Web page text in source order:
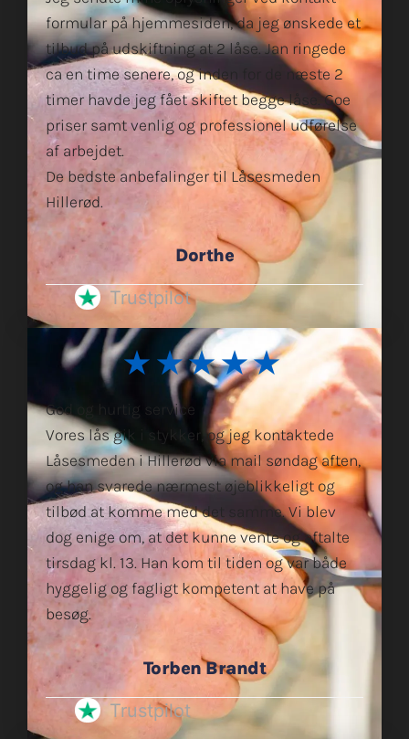
formular på hjemmesiden, da jeg ønskede et
tilbud på udskiftning at 2 låse. Jan ringede
ca en time senere, og inden for de næste 2
timer havde jeg fået skiftet begge låse. Goe
priser samt venlig og professionel udførelse
af arbejdet.
De bedste anbefalinger til Låsesmeden
Hillerød.
Dorthe
Trustpilot
★★★★★
God og hurtig service
Vores lås gik i stykker, og jeg kontaktede
Låsesmeden i Hillerød via mail søndag aften,
og han svarede nærmest øjeblikkeligt og
tilbød at komme med det samme. Vi blev
dog enige om, at det kunne vente og aftalte
tirsdag kl. 13. Han kom til tiden og var både
hyggelig og fagligt kompetent at have på
besøg.
Torben Brandt
Trustpilot